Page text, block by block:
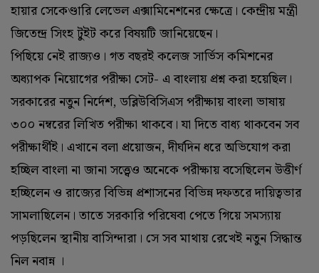
হায়ার সেকেণ্ডারি লেভেল এক্সামিনেশনের ক্ষেত্রে। কেন্দ্রীয় মন্ত্রী
জিতেন্দ্র সিংহ টুইট করে বিষয়টি জানিয়েছেন।
পিছিয়ে নেই রাজ্যও। গত বছরই কলেজ সার্ভিস কমিশনের
অধ্যাপক নিয়োগের পরীক্ষা সেট- এ বাংলায় প্রশ্ন করা হয়েছিল।
সরকারের নতুন নির্দেশ, ডব্লিউবিসিএস পরীক্ষায় বাংলা ভাষায়
৩০০ নম্বরের লিখিত পরীক্ষা থাকবে। যা দিতে বাধ্য থাকবেন সব
পরীক্ষার্থীই। এখানে বলা প্রয়োজন, দীর্ঘদিন ধরে অভিযোগ করা
হচ্ছিল বাংলা না জানা সত্ত্বেও অনেকে পরীক্ষায় বসেছিলেন উত্তীর্ণ
হচ্ছিলেন ও রাজ্যের বিভিন্ন প্রশাসনের বিভিন্ন দফতরে দায়িত্বভার
সামলাছিলেন। তাতে সরকারি পরিষেবা পেতে গিয়ে সমস্যায়
পড়ছিলেন স্থানীয় বাসিন্দারা। সে সব মাথায় রেখেই নতুন সিদ্ধান্ত
নিল নবান্ন ।